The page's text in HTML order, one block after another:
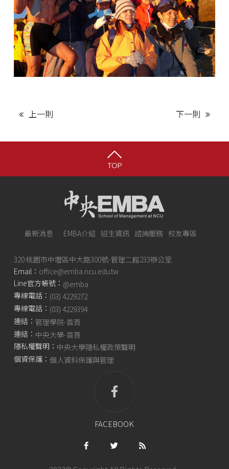
上一則 下一則
TOP
最新消息 EMBA介紹 招生資訊 諮詢服務 校友專區
320 桃園市中壢區中大路300號-管理二館233辦公室
Email： office@emba.ncu.edu.tw
Line官方帳號： @emba
專線電話： (03) 4229272
專線電話： (03) 4229394
連結： 管理學院-首頁
連結： 中央大學-首頁
隱私權聲明： 中央大學隱私權政策聲明
個資保護： 個人資料保護與管理
FACEBOOK